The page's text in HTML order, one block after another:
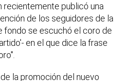
recientemente publicó una
de los seguidores de la
fondo se escuchó el coro de
en el que dice la frase
la promoción del nuevo